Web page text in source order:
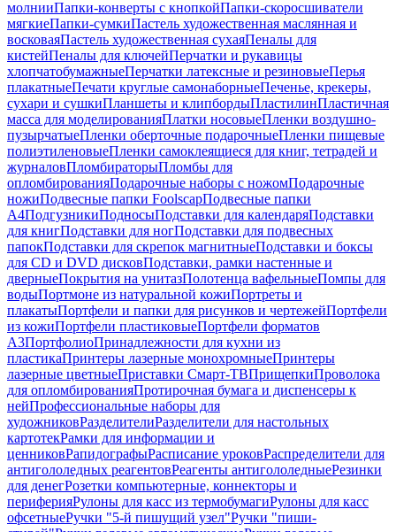
молнииПапки-конверты с кнопкойПапки-скоросшиватели
мягкиеПапки-сумкиПастель художественная маслянная и
восковаяПастель художественная сухаяПеналы для
кистейПеналы для ключейПерчатки и рукавицы
хлопчатобумажныеПерчатки латексные и резиновыеПерья
плакатныеПечати круглые самонаборныеПеченье, крекеры,
сухари и сушкиПланшеты и клипбордыПластилинПластичная
масса для моделированияПлатки носовыеПленки воздушно-
пузырчатыеПленки оберточные подарочныеПленки пищевые
полиэтиленовыеПленки самоклеящиеся для книг, тетрадей и
журналовПломбираторыПломбы для
опломбированияПодарочные наборы с ножомПодарочные
ножиПодвесные папки FoolscapПодвесные папки
А4ПодгузникиПодносыПодставки для календаряПодставки
для книгПодставки для ногПодставки для подвесных
папокПодставки для скрепок магнитныеПодставки и боксы
для CD и DVD дисковПодставки, рамки настенные и
дверныеПокрытия на унитазПолотенца вафельныеПомпы для
водыПортмоне из натуральной кожиПортреты и
плакатыПортфели и папки для рисунков и чертежейПортфели
из кожиПортфели пластиковыеПортфели форматов
А3ПортфолиоПринадлежности для кухни из
пластикаПринтеры лазерные монохромныеПринтеры
лазерные цветныеПриставки Смарт-ТВПрищепкиПроволока
для опломбированияПротирочная бумага и диспенсеры к
нейПрофессиональные наборы для
художниковРазделителиРазделители для настольных
картотекРамки для информации и
ценниковРапидографыРасписание уроковРаспределители для
антигололедных реагентовРеагенты антигололедныеРезинки
для денегРозетки компьютерные, коннекторы и
периферияРулоны для касс из термобумагиРулоны для касс
офсетныеРучки "5-й пишущий узел"Ручки "пиши-